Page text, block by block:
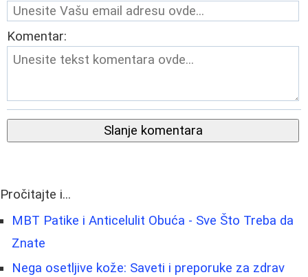
Komentar:
Slanje komentara
Pročitajte i...
MBT Patike i Anticelulit Obuća - Sve Što Treba da
Znate
Nega osetljive kože: Saveti i preporuke za zdrav